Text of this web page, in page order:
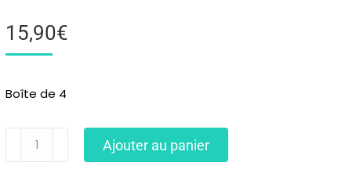
15,90€
Boîte de 4
Ajouter au panier